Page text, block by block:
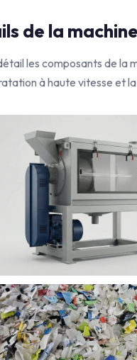
de la
les composants de la
à haute vitesse et